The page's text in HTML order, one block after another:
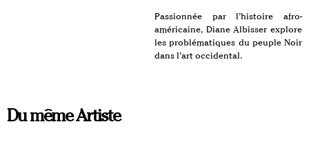
Passionnée par l’histoire afro-
américaine, Diane Albisser explore
les problématiques du peuple Noir
dans l’art occidental.
Du même Artiste